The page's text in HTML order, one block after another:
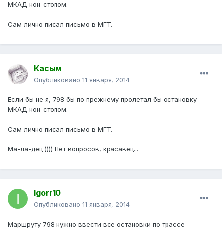
МКАД нон-стопом.
Сам лично писал письмо в МГТ.
Касым
Опубликовано 11 января, 2014
Если бы не я, 798 бы по прежнему пролетал бы остановку
МКАД нон-стопом.
Сам лично писал письмо в МГТ.
Ма-ла-дец )))) Нет вопросов, красавец...
Igorr10
Опубликовано 11 января, 2014
Маршруту 798 нужно ввести все остановки по трассе